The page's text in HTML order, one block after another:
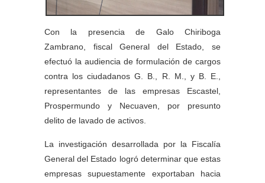
Con la presencia de Galo Chiriboga
Zambrano, fiscal General del Estado, se
efectuó la audiencia de formulación de cargos
contra los ciudadanos G. B., R. M., y B. E.,
representantes de las empresas Escastel,
Prospermundo y Necuaven, por presunto
delito de lavado de activos.
La investigación desarrollada por la Fiscalía
General del Estado logró determinar que estas
empresas supuestamente exportaban hacia